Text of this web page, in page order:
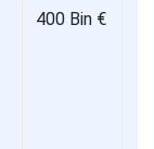
400 Bin €